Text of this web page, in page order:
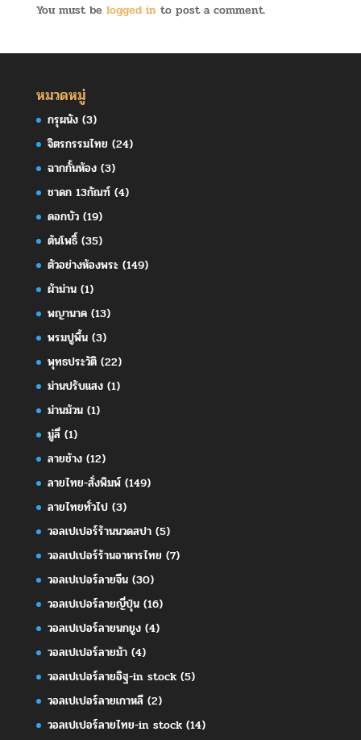
You must be logged into post a comment.
หมวดหมู่
กรุผนัง(3)
จิตรกรรมไทย (24)
ฉากกั้นห้อง(3)
ชาดก 13กัณฑ์(4)
ดอกบัว(19)
ต้นโพธิ์(35)
ตัวอย่างห้องพระ(149)
ผ้าม่าน(1)
พญานาค(13)
พรมปูพื้น(3)
พุทธประวัติ(22)
ม่านปรับแสง(1)
ม่านม้วน(1)
มู่ลี่(1)
ลายช้าง(12)
ลายไทย-สั่งพิมพ์(149)
ลายไทยทั่วไป(3)
วอลเปเปอร์ร้านนวดสปา(5)
วอลเปเปอร์ร้านอาหารไทย (7)
วอลเปเปอร์ลายจีน(30)
วอลเปเปอร์ลายญี่ปุ่น(16)
วอลเปเปอร์ลายนกยูง(4)
วอลเปเปอร์ลายม้า(4)
วอลเปเปอร์ลายอิฐ-in stock(5)
วอลเปเปอร์ลายเกาหลี(2)
วอลเปเปอร์ลายไทย-in stock(14)